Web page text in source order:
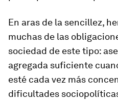
En aras de la sencillez,
muchas de las
sociedad de este tipo:
agregada suficiente
esté cada vez más
dificultades